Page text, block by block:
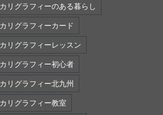
カリグラフィーのある暮らし
カリグラフィーカード
カリグラフィーレッスン
カリグラフィー初心者
カリグラフィー北九州
カリグラフィー教室